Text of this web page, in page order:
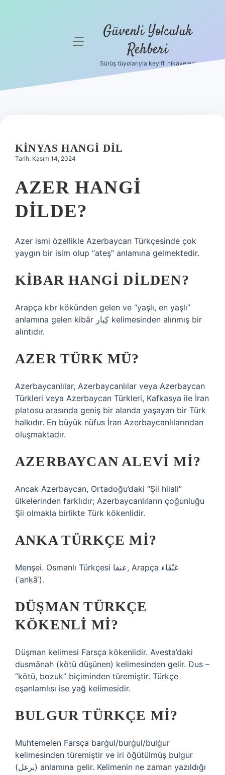
Hakkımızda
menüyü Güvenli Yolculuk
Rehberi
Sürüş tüyolarıyla keyifli hikayeler!
KINYAS HANGI DIL
Tarih: Kasım 14, 2024
AZER HANGI
DILDE?
Azer ismi özellikle Azerbaycan Türkçesinde çok
yaygın bir isim olup “ateş” anlamına gelmektedir.
KIBAR HANGI DILDEN?
Arapça kbr kökünden gelen ve “yaşlı, en yaşlı”
anlamına gelen kibār كِبار kelimesinden alınmış bir
alıntıdır.
AZER TÜRK MÜ?
Azerbaycanlılar, Azerbaycanlılar veya Azerbaycan
Türkleri veya Azerbaycan Türkleri, Kafkasya ile İran
platosu arasında geniş bir alanda yaşayan bir Türk
halkıdır. En büyük nüfus İran Azerbaycanlılarından
oluşmaktadır.
AZERBAYCAN ALEVI MI?
Ancak Azerbaycan, Ortadoğu’daki “Şii hilali”
ülkelerinden farklıdır; Azerbaycanlıların çoğunluğu
Şii olmakla birlikte Türk kökenlidir.
ANKA TÜRKÇE MI?
Menşei. Osmanlı Türkçesi عنقا‎, Arapça عَنْقَاء‎
(ʿanḳāʾ).
DÜŞMAN TÜRKÇE
KÖKENLI MI?
Düşman kelimesi Farsça kökenlidir. Avesta’daki
dusmānah (kötü düşünen) kelimesinden gelir. Dus –
“kötü, bozuk” biçiminden türemiştir. Türkçe
eşanlamlısı ise yağ kelimesidir.
BULGUR TÜRKÇE MI?
Muhtemelen Farsça barġul/burġul/bulġur
kelimesinden türemiştir ve iri öğütülmüş bulgur
(برغل) anlamına gelir. Kelimenin ne zaman yazıldığı